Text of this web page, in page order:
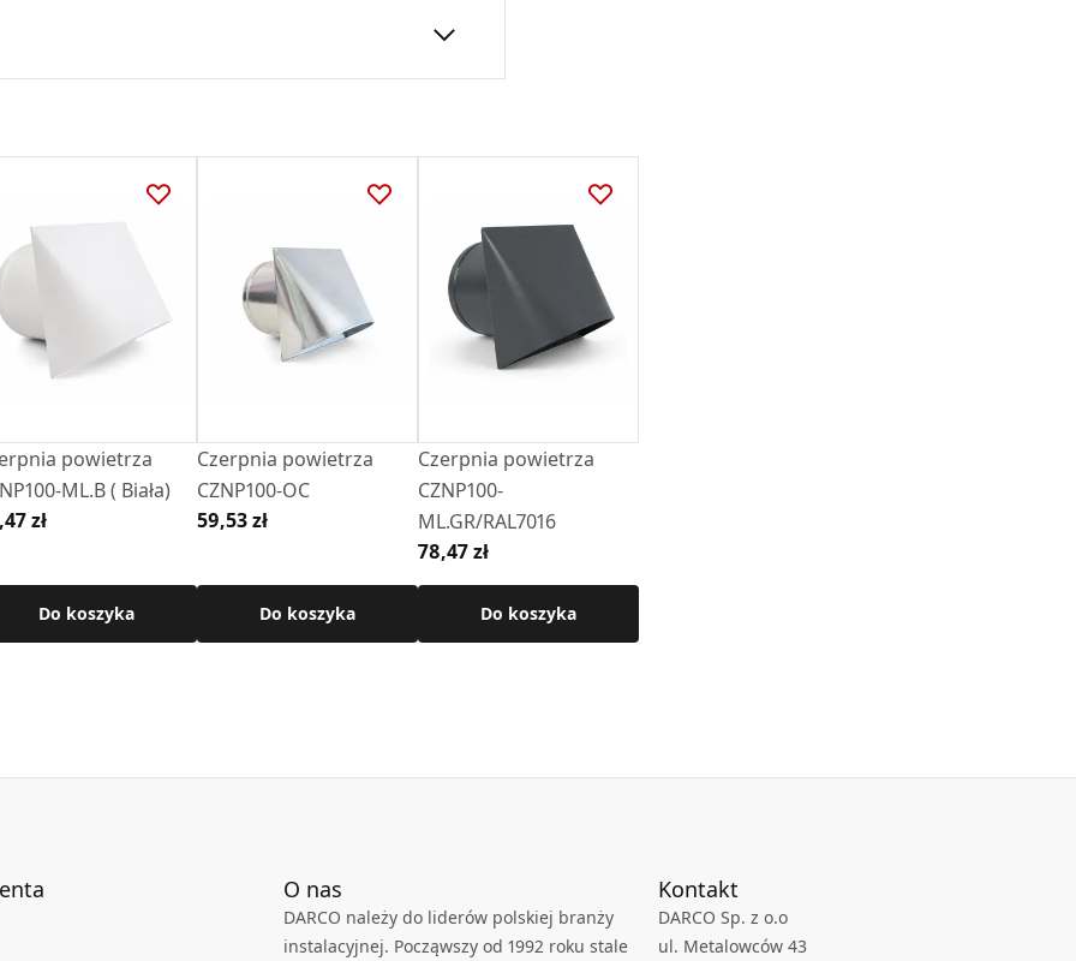
i większymi zanieczyszczeniami
Ksztaltek-Okraglych.pdf
powietrza
ML.B ( Biała)
zł
Do koszyka
Czerpnia powietrza
CZNP100-OC
59,53 zł
Do koszyka
Czerpnia powietrza
CZNP100-
ML.GR/RAL7016
78,47 zł
Do koszyka
O nas
DARCO należy do liderów polskiej branży
instalacyjnej. Począwszy od 1992 roku stale
Kontakt
DARCO Sp. z o.o
ul. Metalowców 43